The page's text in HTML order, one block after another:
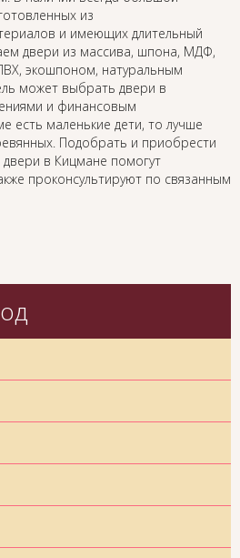
из
и имеющих длительный
двери из массива, шпона, МДФ,
экошпоном, натуральным
может выбрать двери в
и финансовым
есть маленькие дети, то лучше
Подобрать и приобрести
в Кицмане помогут
проконсультируют по связанным